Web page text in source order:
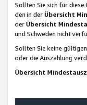
Sollten Sie sich für diese
den in der Übersicht
der Übersicht
und Schweden nicht
Sollten Sie keine
oder die Auszahlung
Übersicht